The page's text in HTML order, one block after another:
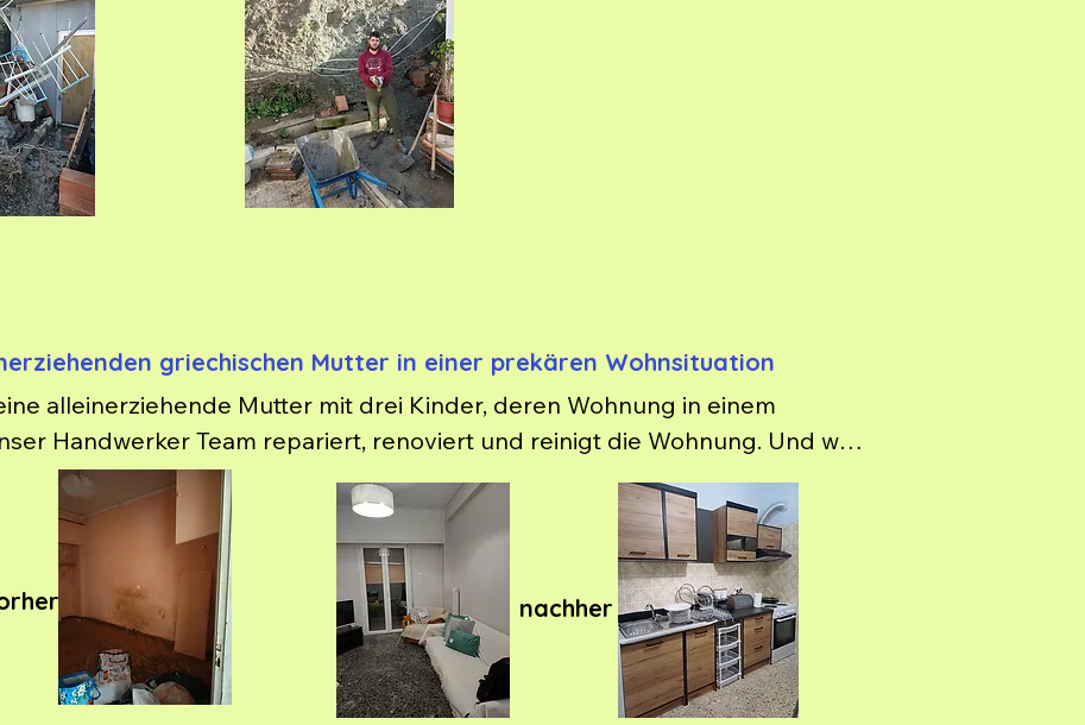
griechischen Mutter in einer prekären Wohnsituation
alleinerziehende Mutter mit drei Kinder, deren Wohnung in einem
Handwerker Team repariert, renoviert und reinigt die Wohnung. Und wir
Hilfe.
nachher